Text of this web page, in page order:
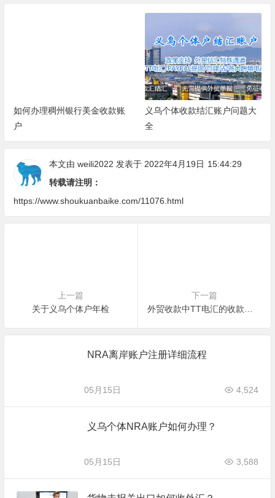
如何办理稠州银行美金收款账
户
义乌个体收款结汇账户问题大
全
本文由 weili2022 发表于 2022年4月19日 15:44:29
转载请注明：
https://www.shoukuanbaike.com/11076.html
上一篇
关于义乌个体户年检
下一篇
外贸收款中TT电汇的收款人地址到底怎么写？
NRA离岸账户注册详细流程
05月15日 4,524
义乌个体NRA账户如何办理？
05月15日 3,588